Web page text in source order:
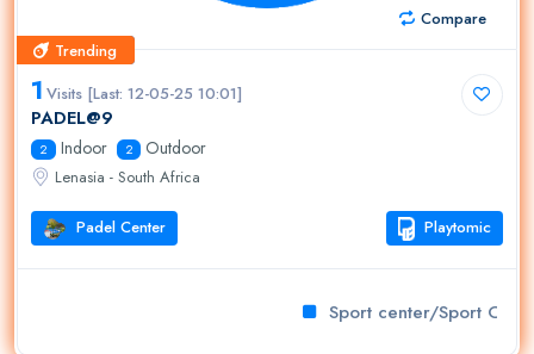
Compare
Trending
Trending
1 Visits [Last: 12-05-25 10:01]
PADEL@9
2 Indoor 2 Outdoor
Lenasia - South Africa
Padel Center Playtomic
Sport center/Sport Club